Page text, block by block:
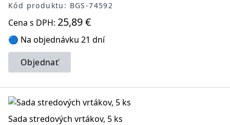
Kód produktu: BGS-74592
Cena s DPH: 25,89 €
🔵 Na objednávku 21 dní
Objednať
Sada stredových vrtákov, 5 ks